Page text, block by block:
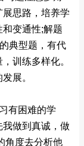
思路，培养学
变通性;解题
典型题，有代
训练多样化。
展。
有困难的学
做到真诚，做
角度去分析他